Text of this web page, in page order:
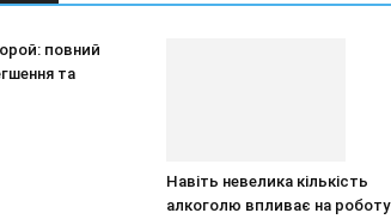
повний
та
Навіть невелика кількість
алкоголю впливає на роботу